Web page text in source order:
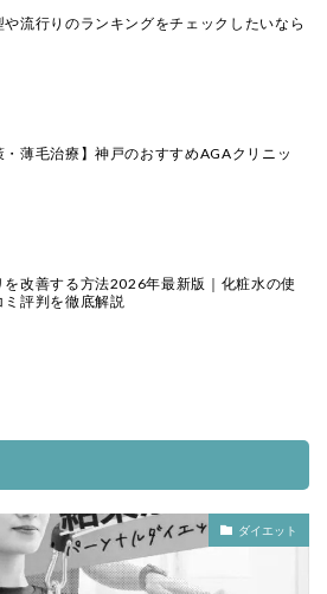
や流行りのランキングをチェックしたいなら
・薄毛治療】神戸のおすすめAGAクリニッ
を改善する方法2026年最新版｜化粧水の使
ミ評判を徹底解説
ダイエット